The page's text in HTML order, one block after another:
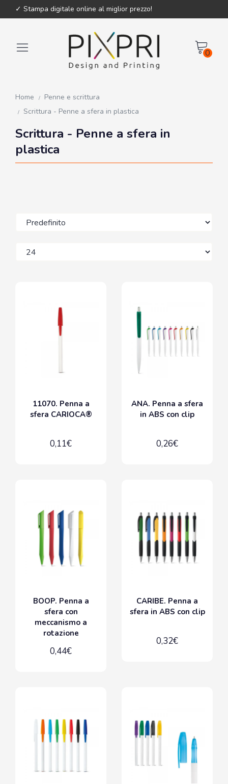
✓ Stampa digitale online al miglior prezzo!
0
Home
Penne e scrittura
Scrittura - Penne a sfera in plastica
Scrittura - Penne a sfera in
plastica
11070. Penna a
sfera CARIOCA®
0,11€
ANA. Penna a sfera
in ABS con clip
0,26€
BOOP. Penna a
sfera con
meccanismo a
rotazione
0,44€
CARIBE. Penna a
sfera in ABS con clip
0,32€